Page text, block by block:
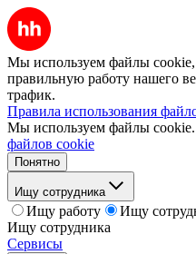
Мы используем файлы cookie,
правильную работу нашего
трафик.
Правила использования
Мы используем файлы cookie.
файлов cookie
Понятно
Ищу сотрудника
Ищу работу
Ищу
Ищу сотрудника
Сервисы